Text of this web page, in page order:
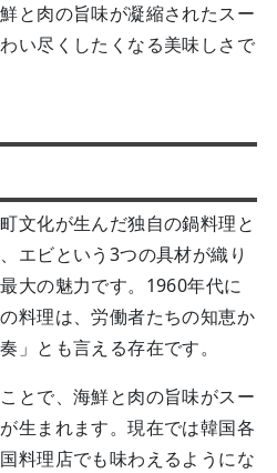
と肉の旨味が凝縮されたスー
い尽くしたくなる美味しさで
文化が生んだ独自の鍋料理と
エビという3つの具材が織り
大の魅力です。1960年代に
料理は、労働者たちの知恵か
」とも言える存在です。
とで、海鮮と肉の旨味がスー
生まれます。現在では韓国各
料理店でも味わえるようにな